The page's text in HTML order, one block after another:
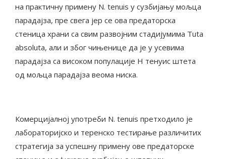
на практичну примену N. tenuis у сузбијању мољца
парадајза, пре свега јер се ова предаторска
стеница храни са свим развојним стадијумима Tuta
absoluta, али и због чињенице да је у усевима
парадајза са високом популације Н тенуис штета
од мољца парадајза веома ниска.
Комерцијалној употреби N. tenuis претходило је
лабораторијско и теренско тестирање различитих
стратегија за успешну примену ове предаторске